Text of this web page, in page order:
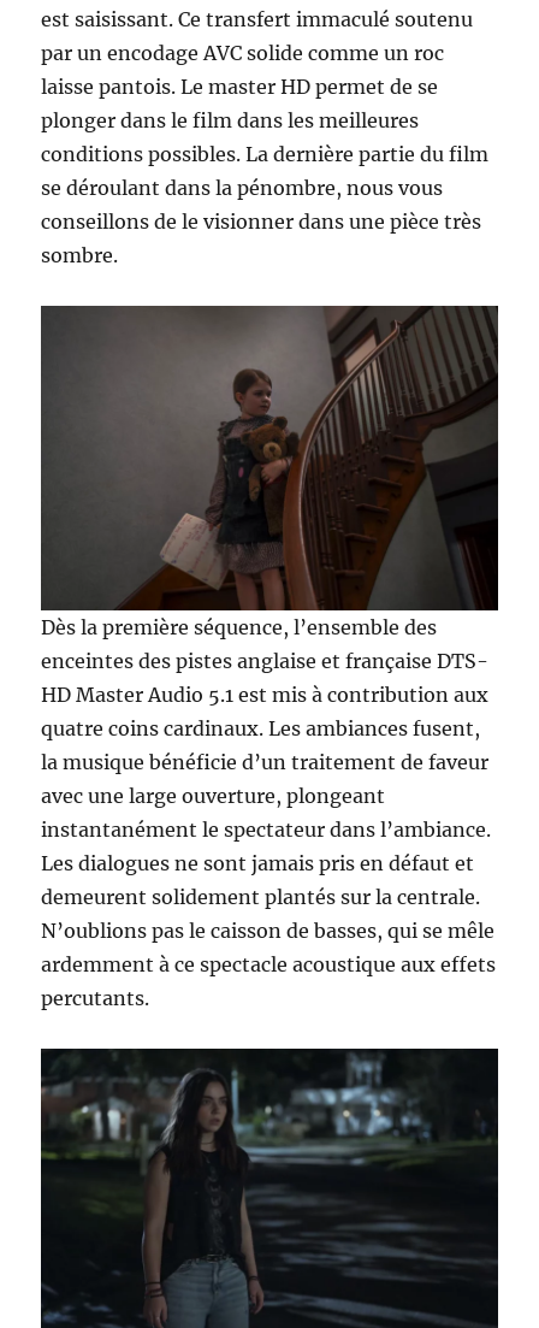
est saisissant. Ce transfert immaculé soutenu
par un encodage AVC solide comme un roc
laisse pantois. Le master HD permet de se
plonger dans le film dans les meilleures
conditions possibles. La dernière partie du film
se déroulant dans la pénombre, nous vous
conseillons de le visionner dans une pièce très
sombre.
Dès la première séquence, l’ensemble des
enceintes des pistes anglaise et française DTS-
HD Master Audio 5.1 est mis à contribution aux
quatre coins cardinaux. Les ambiances fusent,
la musique bénéficie d’un traitement de faveur
avec une large ouverture, plongeant
instantanément le spectateur dans l’ambiance.
Les dialogues ne sont jamais pris en défaut et
demeurent solidement plantés sur la centrale.
N’oublions pas le caisson de basses, qui se mêle
ardemment à ce spectacle acoustique aux effets
percutants.